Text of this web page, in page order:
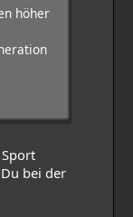
höher
bei der